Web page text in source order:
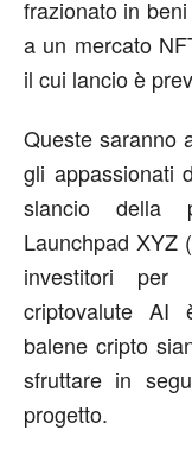
frazionato in
a un mercato
il cui lancio è
Queste saranno
gli appassionati
slancio della
Launchpad XYZ
investitori
criptovalute AI
balene cripto
sfruttare in
progetto.